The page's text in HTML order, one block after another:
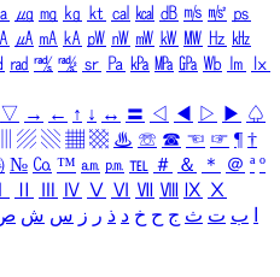
㎍ ㎎ ㎏ ㏏ ㎈ ㎉ ㏈ ㎧ ㎨ ㎰
㎂ ㎃ ㎄ ㎺ ㎻ ㎽ ㎾ ㎿ ㎐ ㎑
㎭ ㎮ ㎯ ㏛ ㎩ ㎪ ㎫ ㎬ ㏝ ㏐
㏓
▽ → ← ↑ ↓ ↔ 〓 ◁ ◀ ▷ ▶ ♤
▨ ▧ ▦ ▩ ♨ ☏ ☎ ☜ ☞ ¶ †
№ ㏇ ™ ㏂ ㏘ ℡ ＃ ＆ ＊ ＠ ª º
Ⅳ Ⅴ Ⅵ Ⅶ Ⅷ Ⅸ Ⅹ
ب ت ث ج ح خ د ذ ر ز س ش